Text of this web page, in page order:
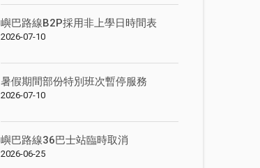
嶼巴路線B2P採用非上學日時間表
2026-07-10
暑假期間部份特別班次暫停服務
2026-07-10
嶼巴路線36巴士站臨時取消
2026-06-25